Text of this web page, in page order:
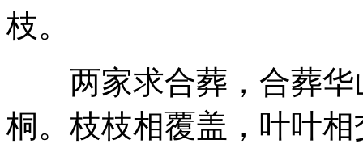
枝。
两家求合葬，合葬华
桐。枝枝相覆盖，叶叶